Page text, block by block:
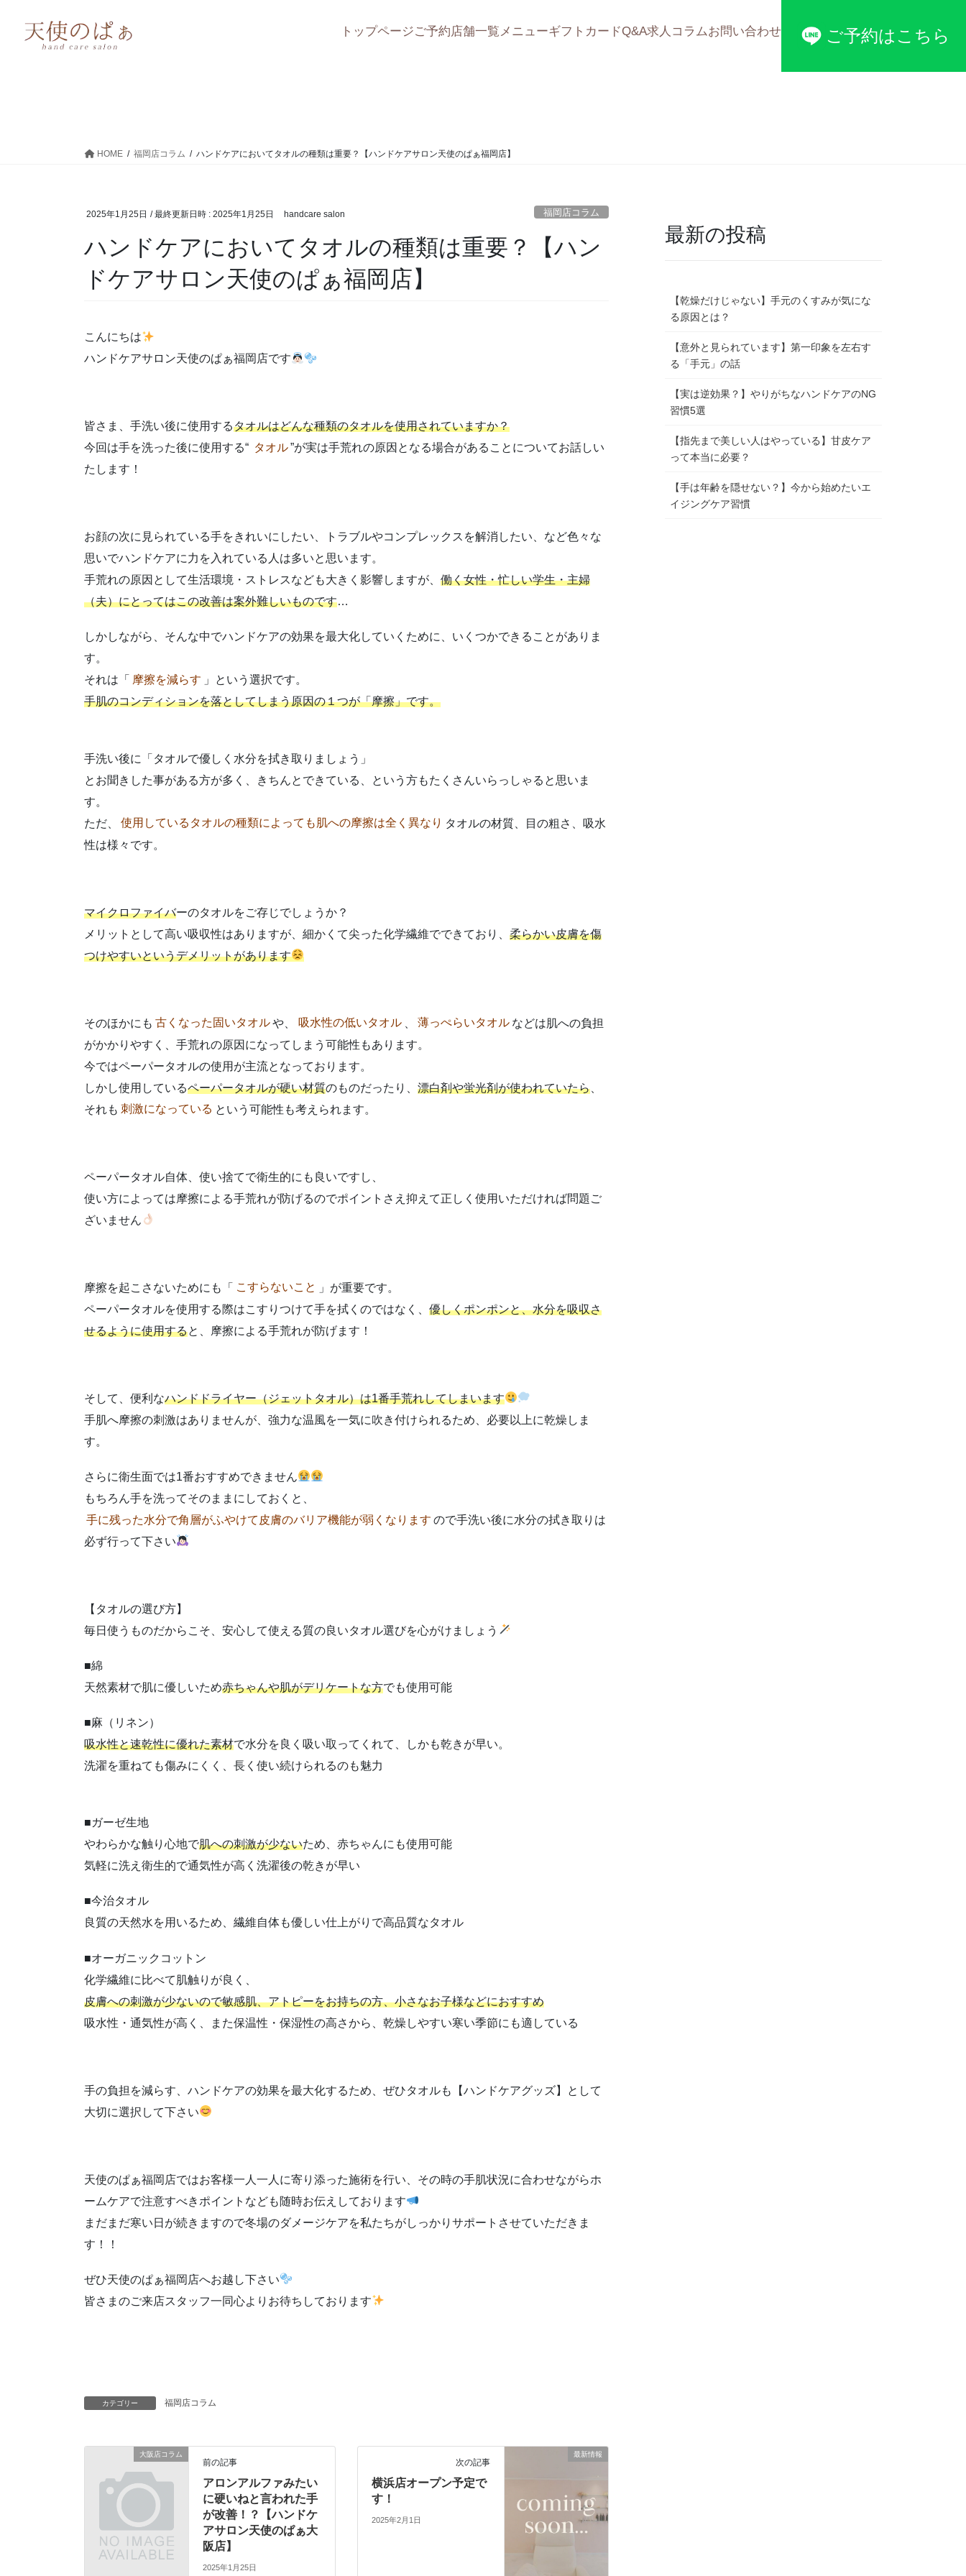
トップページご予約店舗一覧メニューギフトカードQ&A求人 コラムお問い合わせ ご予約はこちら
HOME 福岡店コラム ハンドケアにおいてタオルの種類は重要？【ハンドケアサロン天使のぱぁ福岡店】
2025年1月25日 / 最終更新日時 : 2025年1月25日 handcare salon 福岡店コラム
ハンドケアにおいてタオルの種類は重要？【ハン
ドケアサロン天使のぱぁ福岡店】
こんにちは
ハンドケアサロン天使のぱぁ福岡店です
皆さま、手洗い後に使用するタオルはどんな種類のタオルを使用されていますか？
今回は手を洗った後に使用する“ タオル”が実は手荒れの原因となる場合があることについてお話しい
たします！
お顔の次に見られている手をきれいにしたい、トラブルやコンプレックスを解消したい、など色々な
思いでハンドケアに力を入れている人は多いと思います。
手荒れの原因として生活環境・ストレスなども大きく影響しますが、 働く女性・忙しい学生・主婦
（夫）にとってはこの改善は案外難しいものです…
しかしながら、そんな中でハンドケアの効果を最大化していくために、いくつかできることがありま
す。
それは「
摩擦を減らす 」という選択です。
手肌のコンディションを落としてしまう原因の１つが「摩擦」です。
手洗い後に「タオルで優しく水分を拭き取りましょう」
とお聞きした事がある方が多く、きちんとできている、という方もたくさんいらっしゃると思いま
す。
ただ、
使用しているタオルの種類によっても肌への摩擦は全く異なり タオルの材質、目の粗さ、吸水
性は様々です。
マイクロファイバーのタオルをご存じでしょうか？
メリットとして高い吸収性はありますが、細かくて尖った化学繊維でできており、 柔らかい皮膚を傷
つけやすいというデメリットがあります
そのほかにも 古くなった固いタオルや、 吸水性の低いタオル 薄っぺらいタオル などは肌への負担
がかかりやすく、手荒れの原因になってしまう可能性もあります。
今ではペーパータオルの使用が主流となっております。
しかし使用しているペーパータオルが硬い材質のものだったり、 漂白剤や蛍光剤が使われていたら
それも 刺激になっている という可能性も考えられます。
ペーパータオル自体、使い捨てで衛生的にも良いですし、
使い方によっては摩擦による手荒れが防げるのでポイントさえ抑えて正しく使用いただければ問題ご
ざいません
摩擦を起こさないためにも「 こすらないこと
」が重要です。
ペーパータオルを使用する際はこすりつけて手を拭くのではなく、 優しくポンポンと、水分を吸収さ
せるように使用すると、摩擦による手荒れが防げます！
そして、便利なハンドドライヤー（ジェットタオル）は1番手荒れしてしまいます
手肌へ摩擦の刺激はありませんが、強力な温風を一気に吹き付けられるため、必要以上に乾燥しま
す。
さらに衛生面では1番おすすめできません
もちろん手を洗ってそのままにしておくと、
手に残った水分で角層がふやけて皮膚のバリア機能が弱くなります ので手洗い後に水分の拭き取りは
必ず行って下さい
【タオルの選び方】
毎日使うものだからこそ、安心して使える質の良いタオル選びを心がけましょう
■綿
天然素材で肌に優しいため赤ちゃんや肌がデリケートな方でも使用可能
■麻（リネン）
吸水性と速乾性に優れた素材で水分を良く吸い取ってくれて、しかも乾きが早い。
洗濯を重ねても傷みにくく、長く使い続けられるのも魅力
■ガーゼ生地
やわらかな触り心地で肌への刺激が少ないため、赤ちゃんにも使用可能
気軽に洗え衛生的で通気性が高く洗濯後の乾きが早い
■今治タオル
良質の天然水を用いるため、繊維自体も優しい仕上がりで高品質なタオル
■オーガニックコットン
化学繊維に比べて肌触りが良く、
皮膚への刺激が少ないので敏感肌、アトピーをお持ちの方、小さなお子様などにおすすめ
吸水性・通気性が高く、また保温性・保湿性の高さから、乾燥しやすい寒い季節にも適している
手の負担を減らす、ハンドケアの効果を最大化するため、ぜひタオルも【ハンドケアグッズ】として
大切に選択して下さい
天使のぱぁ福岡店ではお客様一人一人に寄り添った施術を行い、その時の手肌状況に合わせながらホ
ームケアで注意すべきポイントなども随時お伝えしております
まだまだ寒い日が続きますので冬場のダメージケアを私たちがしっかりサポートさせていただきま
す！！
ぜひ天使のぱぁ福岡店へお越し下さい
皆さまのご来店スタッフ一同心よりお待ちしております
カテゴリー 福岡店コラム
大阪店コラム
前の記事
アロンアルファみたい
に硬いねと言われた手
が改善！？【ハンドケ
アサロン天使のぱぁ大
阪店】
2025年1月25日
最新情報
次の記事
横浜店オープン予定で
す！
2025年2月1日
最新の投稿
【乾燥だけじゃない】手元のくすみが気にな
る原因とは？
【意外と見られています】第一印象を左右す
る「手元」の話
【実は逆効果？】やりがちなハンドケアのNG
習慣5選
【指先まで美しい人はやっている】甘皮ケア
って本当に必要？
【手は年齢を隠せない？】今から始めたいエ
イジングケア習慣